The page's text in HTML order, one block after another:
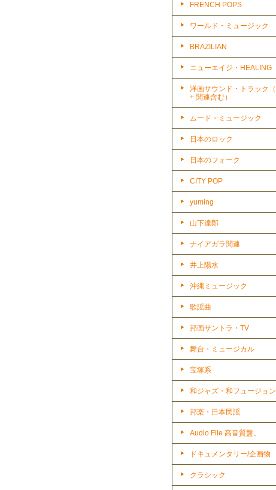
FRENCH POPS
ワールド・ミュージック
BRAZILIAN
ニューエイジ・HEALING
洋画サウンド・トラック（
+ 関連含む）
ムード・ミュージック
日本のロック
日本のフォーク
CITY POP
yuming
山下達郎
ナイアガラ関連
井上陽水
沖縄ミュージック
歌謡曲
邦画サントラ・TV
舞台・ミュージカル
宝塚系
和ジャズ・和フュージョン
邦楽・日本民謡
Audio File 高音質盤。
ドキュメンタリー/企画物
クラシック